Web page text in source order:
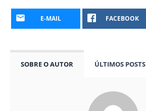
E-MAIL FACEBOOK
SOBRE O AUTOR ÚLTIMOS POSTS